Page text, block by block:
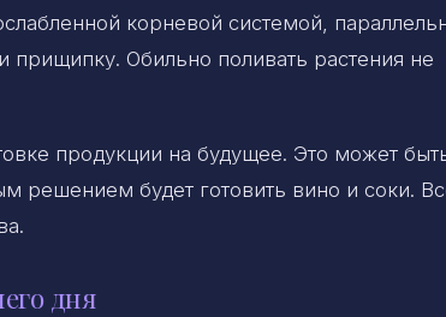
корневой системой,
Обильно поливать растения не
продукции на будущее. Это может
решением будет готовить вино и соки.
дня